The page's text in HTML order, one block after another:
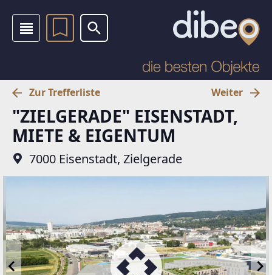
Zur Trefferliste Weiter
"ZIELGERADE" EISENSTADT,
MIETE & EIGENTUM
7000 Eisenstadt, Zielgerade